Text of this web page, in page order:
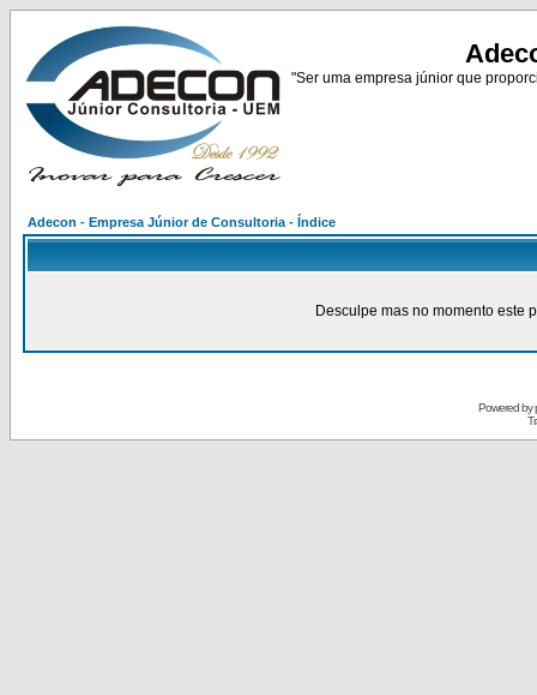
"Ser uma empresa júnior que
Adecon - Empresa Júnior de Consultoria - Índice
Desculpe mas no momento este
Powered by